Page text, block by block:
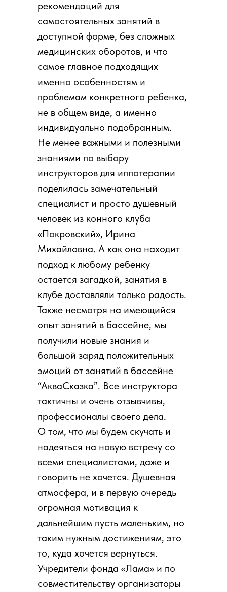
рекомендаций для
самостоятельных занятий в
доступной форме, без сложных
медицинских оборотов, и что
самое главное подходящих
именно особенностям и
проблемам конкретного ребенка,
не в общем виде, а именно
индивидуально подобранным.
Не менее важными и полезными
знаниями по выбору
инструкторов для иппотерапии
поделилась замечательный
специалист и просто душевный
человек из конного клуба
«Покровский», Ирина
Михайловна. А как она находит
подход к любому ребенку
остается загадкой, занятия в
клубе доставляли только радость.
Также несмотря на имеющийся
опыт занятий в бассейне, мы
получили новые знания и
большой заряд положительных
эмоций от занятий в бассейне
“АкваСказка”. Все инструктора
тактичны и очень отзывчивы,
профессионалы своего дела.
О том, что мы будем скучать и
надеяться на новую встречу со
всеми специалистами, даже и
говорить не хочется. Душевная
атмосфера, и в первую очередь
огромная мотивация к
дальнейшим пусть маленьким, но
таким нужным достижениям, это
то, куда хочется вернуться.
Учредители фонда «Лама» и по
совместительству организаторы